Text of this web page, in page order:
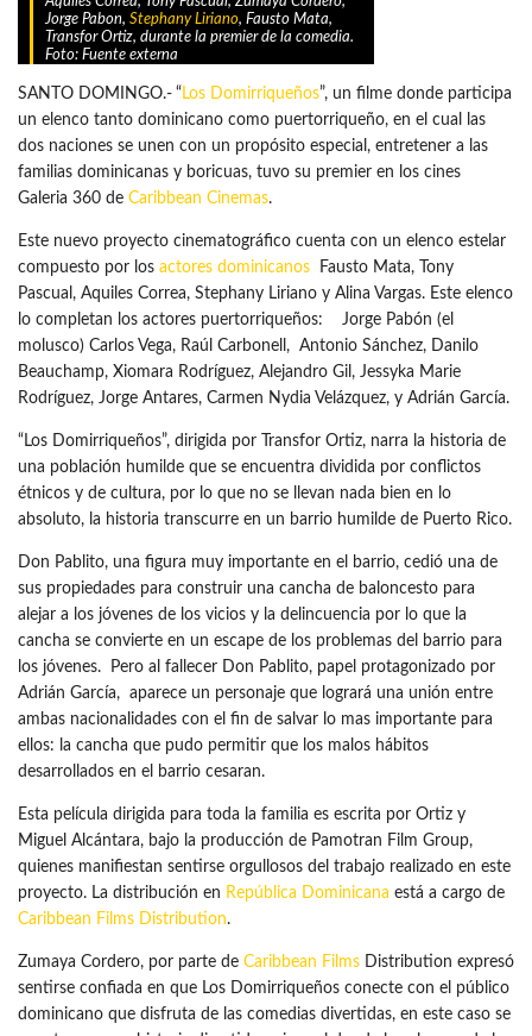
Jorge Pabon, Stephany Liriano, Fausto Mata,
Transfor Ortiz, durante la premier de la comedia.
Foto: Fuente externa
SANTO DOMINGO.- “ Los Domirriqueños”, un filme donde participa
un elenco tanto dominicano como puertorriqueño, en el cual las
dos naciones se unen con un propósito especial, entretener a las
familias dominicanas y boricuas, tuvo su premier en los cines
Galeria 360 de Caribbean Cinemas.
Este nuevo proyecto cinematográfico cuenta con un elenco estelar
compuesto por los actores dominicanos Fausto Mata, Tony
Pascual, Aquiles Correa, Stephany Liriano y Alina Vargas. Este elenco
lo completan los actores puertorriqueños: Jorge Pabón (el
molusco) Carlos Vega, Raúl Carbonell, Antonio Sánchez, Danilo
Beauchamp, Xiomara Rodríguez, Alejandro Gil, Jessyka Marie
Rodríguez, Jorge Antares, Carmen Nydia Velázquez, y Adrián García.
“Los Domirriqueños”, dirigida por Transfor Ortiz, narra la historia de
una población humilde que se encuentra dividida por conflictos
étnicos y de cultura, por lo que no se llevan nada bien en lo
absoluto, la historia transcurre en un barrio humilde de Puerto Rico.
Don Pablito, una figura muy importante en el barrio, cedió una de
sus propiedades para construir una cancha de baloncesto para
alejar a los jóvenes de los vicios y la delincuencia por lo que la
cancha se convierte en un escape de los problemas del barrio para
los jóvenes. Pero al fallecer Don Pablito, papel protagonizado por
Adrián García, aparece un personaje que logrará una unión entre
ambas nacionalidades con el fin de salvar lo mas importante para
ellos: la cancha que pudo permitir que los malos hábitos
desarrollados en el barrio cesaran.
Esta película dirigida para toda la familia es escrita por Ortiz y
Miguel Alcántara, bajo la producción de Pamotran Film Group,
quienes manifiestan sentirse orgullosos del trabajo realizado en este
proyecto. La distribución en República Dominicana está a cargo de
Caribbean Films Distribution.
Zumaya Cordero, por parte de Caribbean Films Distribution expresó
sentirse confiada en que Los Domirriqueños conecte con el público
dominicano que disfruta de las comedias divertidas, en este caso se